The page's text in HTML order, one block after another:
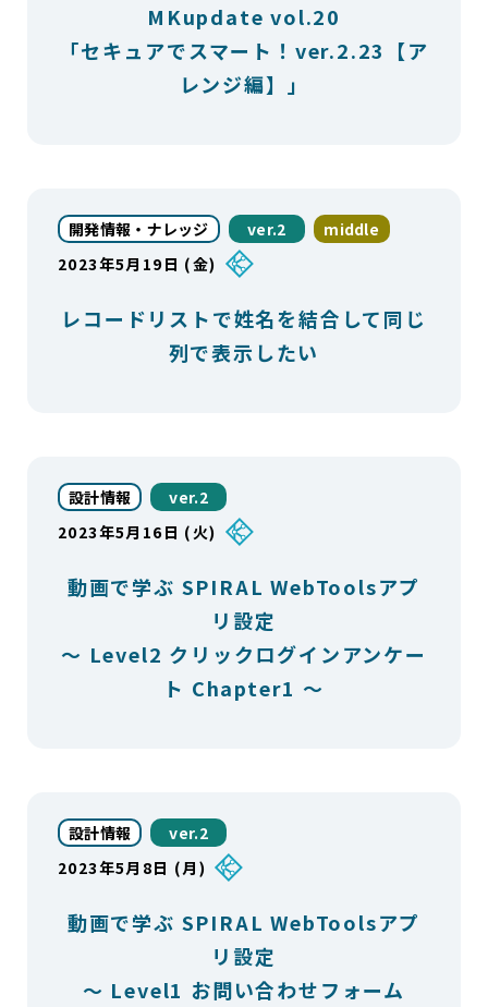
MKupdate vol.20
「セキュアでスマート！ver.2.23【ア
レンジ編】」
開発情報・ナレッジ ver.2
middle
2023年5月19日 (金)
レコードリストで姓名を結合して同じ
列で表示したい
設計情報
ver.2
2023年5月16日 (火)
動画で学ぶ SPIRAL WebToolsアプ
リ設定
～ Level2 クリックログインアンケー
ト Chapter1 ～
設計情報
ver.2
2023年5月8日 (月)
動画で学ぶ SPIRAL WebToolsアプ
リ設定
～ Level1 お問い合わせフォーム